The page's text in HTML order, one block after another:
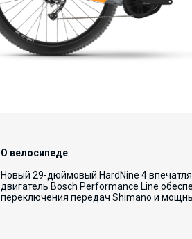
О велосипеде
Новый 29-дюймовый HardNine 4
двигатель Bosch Performance Line
переключения передач Shimano и